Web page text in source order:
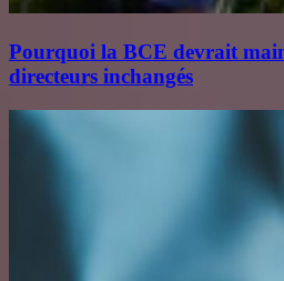
Pourquoi la BCE devrait
directeurs inchangés